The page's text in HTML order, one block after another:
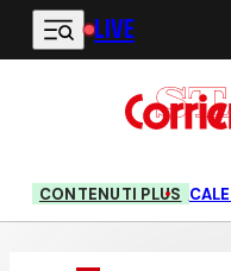
Vai al contenuto principale
LIVE
CONTENUTI PLUS